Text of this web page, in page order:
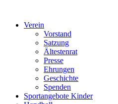
Verein
Vorstand
Satzung
Ältestenrat
Presse
Ehrungen
Geschichte
Spenden
Sportangebote Kinder